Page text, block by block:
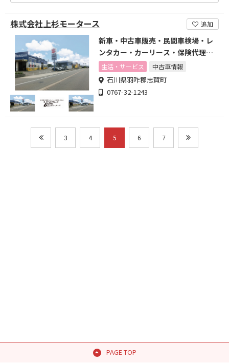
株式会社上杉モータース 追加
新車・中古車販売・民間車検場・レ
ンタカー・カーリース・保険代理
店・中古車センター
生活・サービス 中古車情報
石川県羽咋郡志賀町
0767-32-1243
3 4 5 6 7
PAGE TOP